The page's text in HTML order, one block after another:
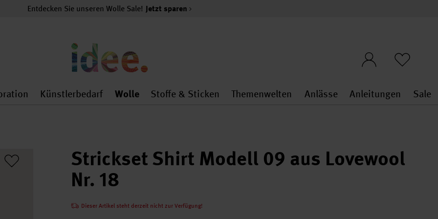
Entdecken Sie unseren Wolle Sale! Jetzt sparen
general.openMenu
Dekoration general.openMenu
Künstlerbedarf
Künstlerbedarf general.openMenu
Wolle
Wolle general.openMenu
Stoffe & Sticken
Stoffe & Sticken general.openMenu
Themenwelten
Themenwelten
Anlässe
Anlässe
Anleitungen Sale
Strickset Shirt Modell 09 aus Lovewool
Nr. 18
Dieser Artikel steht derzeit nicht zur Verfügung!